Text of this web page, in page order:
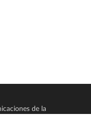
de la